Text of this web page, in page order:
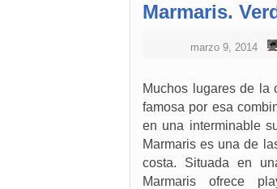
Marmaris.
marzo 9, 2014
Muchos lugares de la
famosa por esa
en una interminable
Marmaris es una de
costa. Situada en
Marmaris ofrece